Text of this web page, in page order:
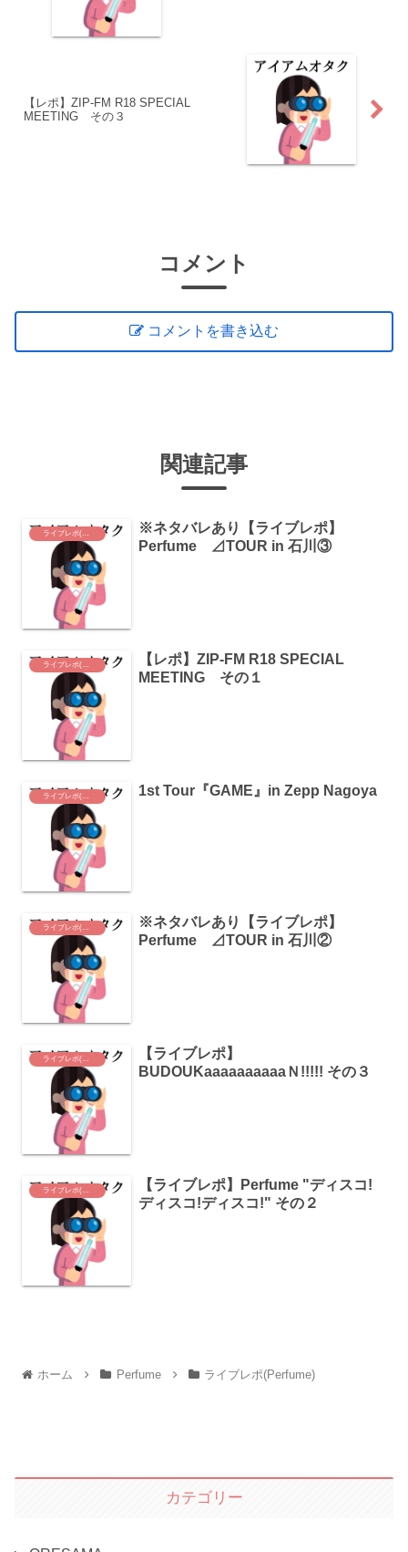
関連記事
※ネタバレあり【ライブレポ】
Perfume ⊿TOUR in 石川③
【レポ】ZIP-FM R18 SPECIAL
MEETING その１
1st Tour『GAME』in Zepp Nagoya
※ネタバレあり【ライブレポ】
Perfume ⊿TOUR in 石川②
【ライブレポ】
BUDOUKaaaaaaaaaaＮ!!!!! その３
【ライブレポ】Perfume "ディスコ!
ディスコ!ディスコ!" その２
【レポ】ZIP-FM R18 SPECIAL
MEETING その３
コメント
コメントを書き込む
ホーム Perfume ライブレポ(Perfume)
カテゴリー